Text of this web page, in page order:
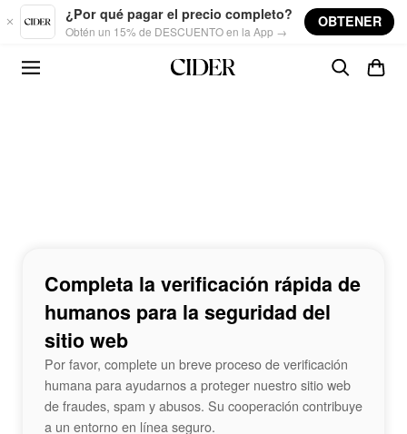
Skip to main content
¿Por qué pagar el precio completo?
Obtén un 15% de DESCUENTO en la App →
OBTENER
Completa la verificación rápida de
humanos para la seguridad del
sitio web
Por favor, complete un breve proceso de verificación
humana para ayudarnos a proteger nuestro sitio web
de fraudes, spam y abusos. Su cooperación contribuye
a un entorno en línea seguro.